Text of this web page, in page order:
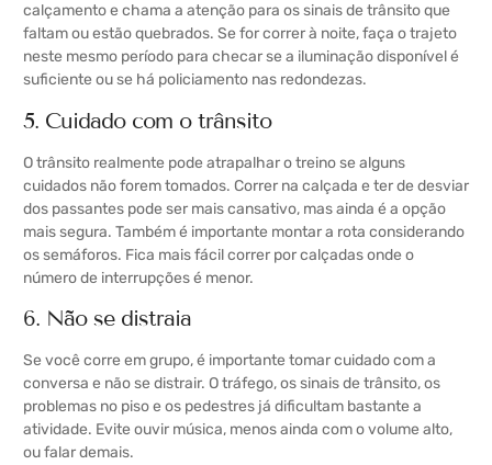
calçamento e chama a atenção para os sinais de trânsito que
faltam ou estão quebrados. Se for correr à noite, faça o trajeto
neste mesmo período para checar se a iluminação disponível é
suficiente ou se há policiamento nas redondezas.
5. Cuidado com o trânsito
O trânsito realmente pode atrapalhar o treino se alguns
cuidados não forem tomados. Correr na calçada e ter de desviar
dos passantes pode ser mais cansativo, mas ainda é a opção
mais segura. Também é importante montar a rota considerando
os semáforos. Fica mais fácil correr por calçadas onde o
número de interrupções é menor.
6. Não se distraia
Se você corre em grupo, é importante tomar cuidado com a
conversa e não se distrair. O tráfego, os sinais de trânsito, os
problemas no piso e os pedestres já dificultam bastante a
atividade. Evite ouvir música, menos ainda com o volume alto,
ou falar demais.